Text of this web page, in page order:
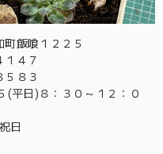
飯喰１２２５
１４７
５８３
(平日)８：３０～１２：０
日